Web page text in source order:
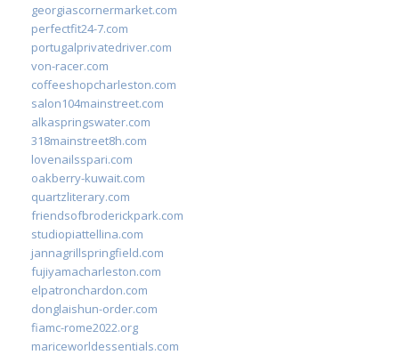
georgiascornermarket.com
perfectfit24-7.com
portugalprivatedriver.com
von-racer.com
coffeeshopcharleston.com
salon104mainstreet.com
alkaspringswater.com
318mainstreet8h.com
lovenailsspari.com
oakberry-kuwait.com
quartzliterary.com
friendsofbroderickpark.com
studiopiattellina.com
jannagrillspringfield.com
fujiyamacharleston.com
elpatronchardon.com
donglaishun-order.com
fiamc-rome2022.org
mariceworldessentials.com